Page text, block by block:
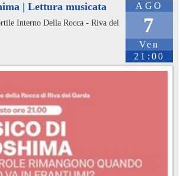
AGO
7
Ven
21:00
| Lettura musicata
Interno Della Rocca - Riva del